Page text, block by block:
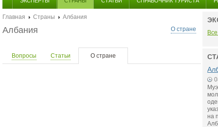
Главная Страны
Албания
О стране
Албания
Вопросы Статьи О стране
на